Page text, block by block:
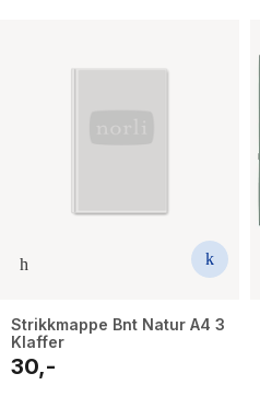
Strikkmappe Bnt Natur A4 3
Klaffer
30,-